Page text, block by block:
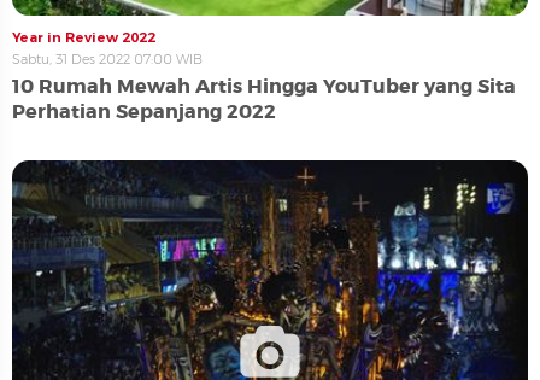
Year in Review 2022
Sabtu, 31 Des 2022 07:00 WIB
10 Rumah Mewah Artis Hingga YouTuber yang Sita
Perhatian Sepanjang 2022